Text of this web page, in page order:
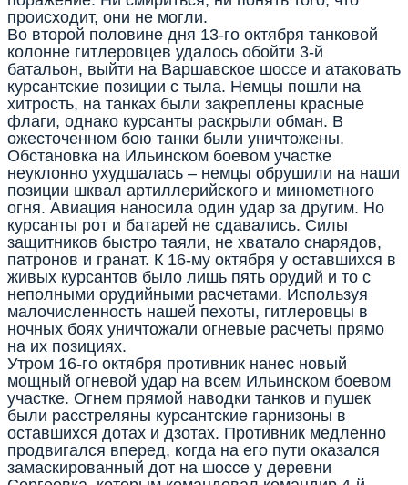
происходит, они не могли.
Во второй половине дня 13-го октября танковой
колонне гитлеровцев удалось обойти 3-й
батальон, выйти на Варшавское шоссе и атаковать
курсантские позиции с тыла. Немцы пошли на
хитрость, на танках были закреплены красные
флаги, однако курсанты раскрыли обман. В
ожесточенном бою танки были уничтожены.
Обстановка на Ильинском боевом участке
неуклонно ухудшалась – немцы обрушили на наши
позиции шквал артиллерийского и минометного
огня. Авиация наносила один удар за другим. Но
курсанты рот и батарей не сдавались. Силы
защитников быстро таяли, не хватало снарядов,
патронов и гранат. К 16-му октября у оставшихся в
живых курсантов было лишь пять орудий и то с
неполными орудийными расчетами. Используя
малочисленность нашей пехоты, гитлеровцы в
ночных боях уничтожали огневые расчеты прямо
на их позициях.
Утром 16-го октября противник нанес новый
мощный огневой удар на всем Ильинском боевом
участке. Огнем прямой наводки танков и пушек
были расстреляны курсантские гарнизоны в
оставшихся дотах и дзотах. Противник медленно
продвигался вперед, когда на его пути оказался
замаскированный дот на шоссе у деревни